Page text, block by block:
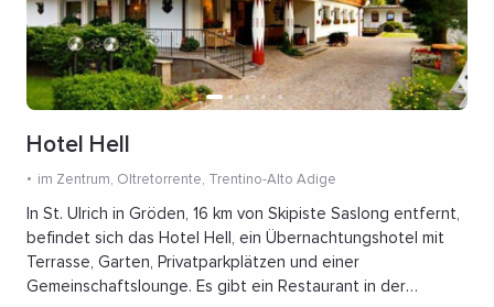
Hotel Hell
im Zentrum, Oltretorrente, Trentino-Alto Adige
In St. Ulrich in Gröden, 16 km von Skipiste Saslong entfernt,
befindet sich das Hotel Hell, ein Übernachtungshotel mit
Terrasse, Garten, Privatparkplätzen und einer
Gemeinschaftslounge. Es gibt ein Restaurant in der